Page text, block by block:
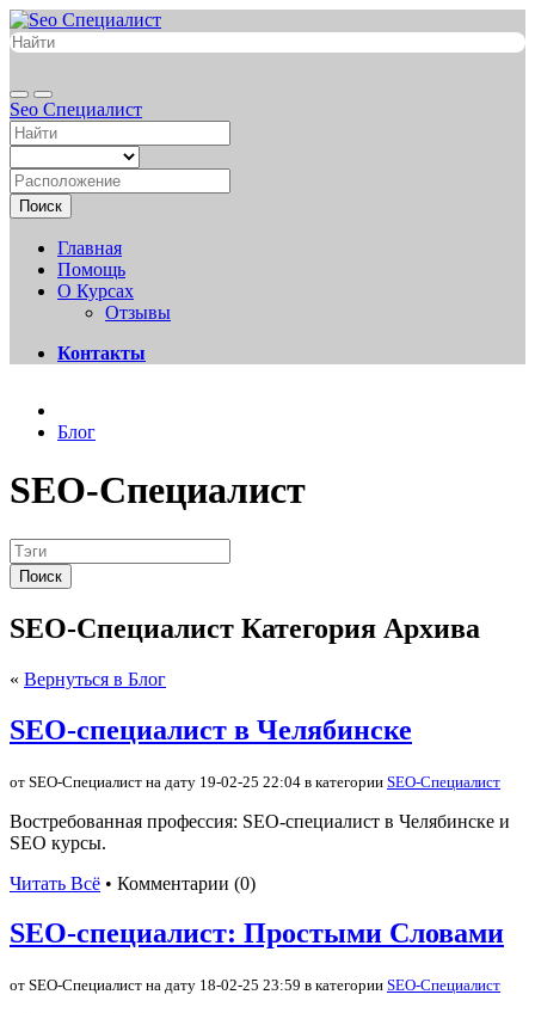
Seo Специалист
Поиск
Главная
Помощь
О Курсах
Отзывы
Контакты
Блог
SEO-Специалист
Поиск
SEO-Специалист Категория Архива
« Вернуться в Блог
SEO-специалист в Челябинске
от SEO-Специалист на дату 19-02-25 22:04 в категории SEO-Специалист
Востребованная профессия: SEO-специалист в Челябинске и
SEO курсы.
Читать Всё • Комментарии (0)
SEO-специалист: Простыми Словами
от SEO-Специалист на дату 18-02-25 23:59 в категории SEO-Специалист